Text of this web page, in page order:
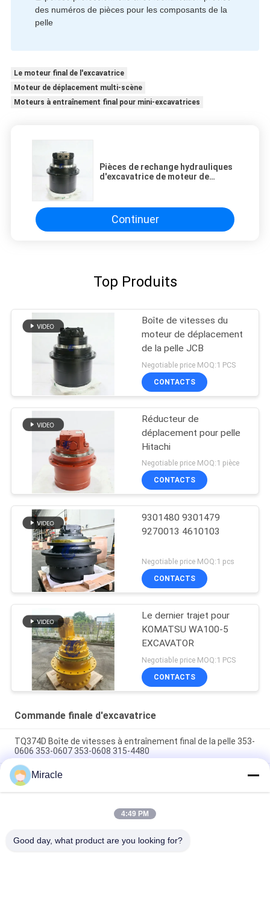
des numéros de pièces pour les composants de la
pelle
Le moteur final de l'excavatrice
Moteur de déplacement multi-scène
Moteurs à entraînement final pour mini-excavatrices
Pièces de rechange hydrauliques
d'excavatrice de moteur de
00079 K1017674
Continuer
Top Produits
Boîte de vitesses du
moteur de déplacement
de la pelle JCB
Negotiable price MOQ:1 PCS
CONTACTS
Réducteur de
déplacement pour pelle
Hitachi
Negotiable price MOQ:1 pièce
CONTACTS
9301480 9301479
9270013 4610103
Negotiable price MOQ:1 pcs
CONTACTS
Le dernier trajet pour
KOMATSU WA100-5
EXCAVATOR
Negotiable price MOQ:1 PCS
CONTACTS
Commande finale d'excavatrice
TQ374D Boîte de vitesses à entraînement final de la pelle 353-
0606 353-0607 353-0608 315-4480
353-0528 333-3036 Excavateur à entraînement final moteur
hydraulique adapté TQ345D TQ349D
Danfoss BMVT41 moteur hydraulique d'entraînement final
peut être adapté à 5 ~ 6 tonnes de chargeurs de roulement à
Miracle
4:49 PM
Good day, what product are you looking for?